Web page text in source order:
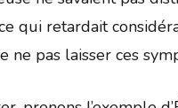
qui retardait
ne pas laisser ces